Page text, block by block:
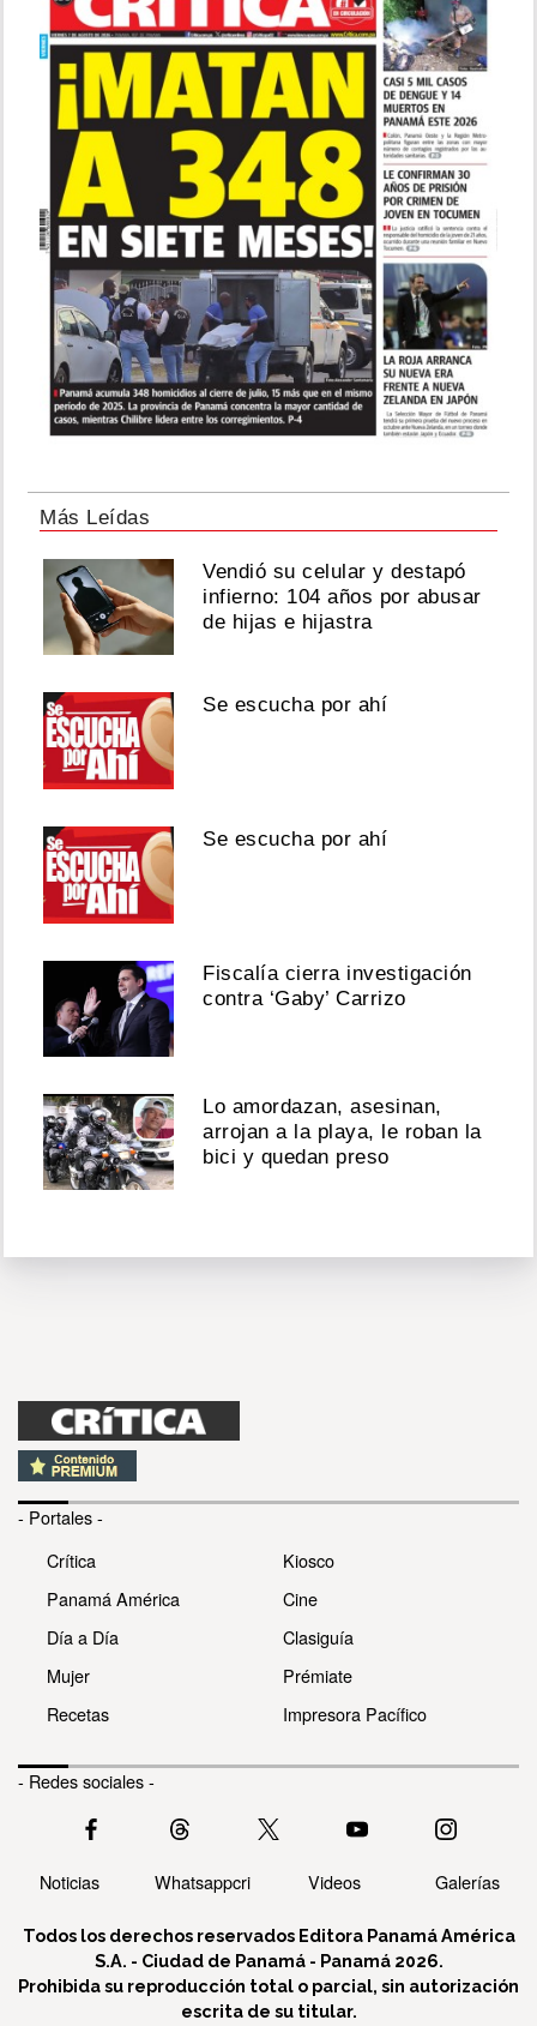
Más Leídas
Vendió su celular y destapó
infierno: 104 años por abusar
de hijas e hijastra
Se escucha por ahí
Se escucha por ahí
Fiscalía cierra investigación
contra ‘Gaby’ Carrizo
Lo amordazan, asesinan,
arrojan a la playa, le roban la
bici y quedan preso
- Portales -
Crítica
Panamá América
Día a Día
Mujer
Recetas
Kiosco
Cine
Clasiguía
Prémiate
Impresora Pacífico
- Redes sociales -
Noticias Whatsappcri Videos Galerías
Todos los derechos reservados Editora Panamá América
S.A. - Ciudad de Panamá - Panamá 2026.
Prohibida su reproducción total o parcial, sin autorización
escrita de su titular.